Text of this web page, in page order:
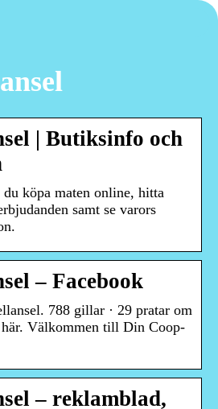
| Butiksinfo och
köpa maten online, hitta
samt se varors
– Facebook
788 gillar · 29 pratar om
här. Välkommen till Din Coop-
– reklamblad,